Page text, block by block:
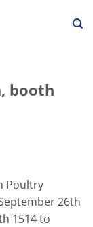
booth
Poultry
26th
1514 to